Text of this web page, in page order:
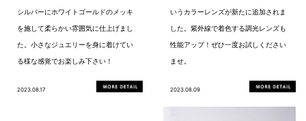
シルバーにホワイトゴールドのメッキ
を施して柔らかい雰囲気に仕上げまし
た。小さなジュエリーを身に着けてい
る様な感覚でお楽しみ下さい！
2023.08.17
いうカラーレンズが新たに追加されま
した。紫外線で着色する調光レンズも
性能アップ！ぜひ一度お試しください
ませ。
2023.08.09